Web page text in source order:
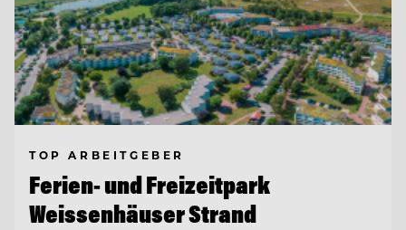
TOP ARBEITGEBER
Ferien- und Freizeitpark
Weissenhäuser Strand